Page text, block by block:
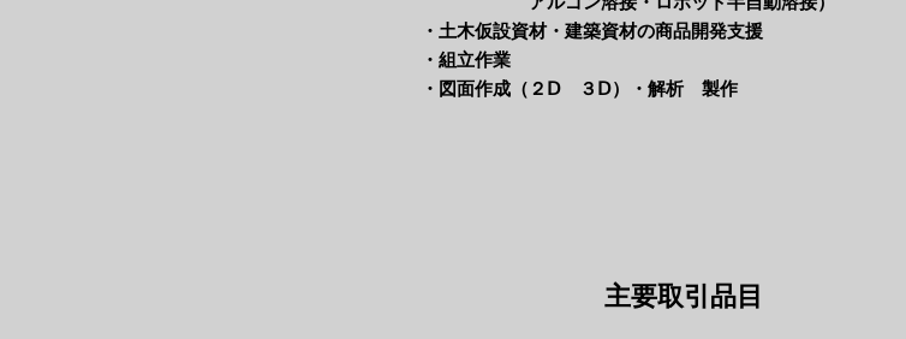
・土木仮設資材・建築資材の商品開発支援
・組立作業
​・図面作成（２Ⅾ ３Ⅾ）・解析 製作
​主要取引品目